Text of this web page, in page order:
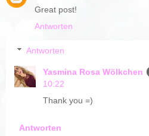
Great post!
Antworten
Antworten
Yasmina Rosa Wölkchen
10:22
Thank you =)
Antworten